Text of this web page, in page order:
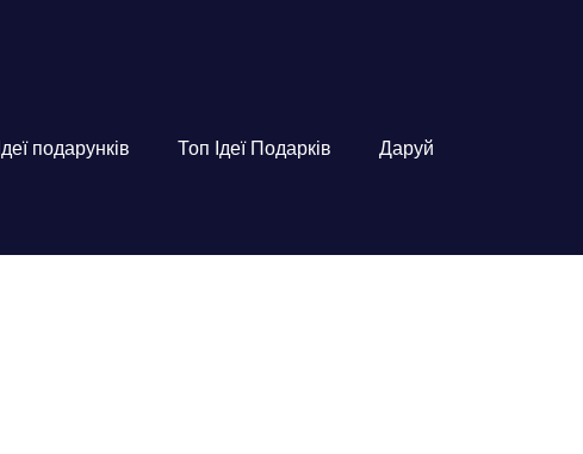
подарунків Топ Ідеї Подарків Даруй